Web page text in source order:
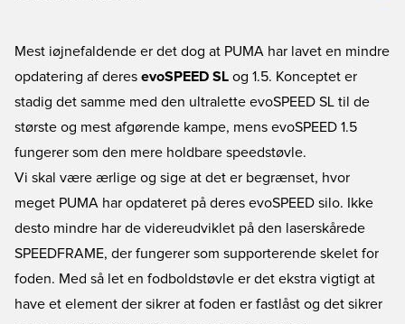
Mest iøjnefaldende er det dog at PUMA har lavet en mindre
opdatering af deres evoSPEED SL og 1.5. Konceptet er
stadig det samme med den ultralette evoSPEED SL til de
største og mest afgørende kampe, mens evoSPEED 1.5
fungerer som den mere holdbare speedstøvle.
Vi skal være ærlige og sige at det er begrænset, hvor
meget PUMA har opdateret på deres evoSPEED silo. Ikke
desto mindre har de videreudviklet på den laserskårede
SPEEDFRAME, der fungerer som supporterende skelet for
foden. Med så let en fodboldstøvle er det ekstra vigtigt at
have et element der sikrer at foden er fastlåst og det sikrer